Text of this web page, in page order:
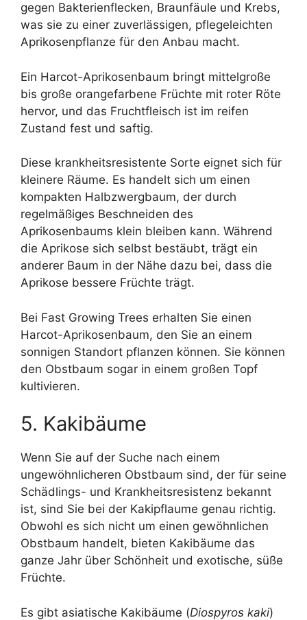
gegen Bakterienflecken, Braunfäule und Krebs,
was sie zu einer zuverlässigen, pflegeleichten
Aprikosenpflanze für den Anbau macht.
Ein Harcot-Aprikosenbaum bringt mittelgroße
bis große orangefarbene Früchte mit roter Röte
hervor, und das Fruchtfleisch ist im reifen
Zustand fest und saftig.
Diese krankheitsresistente Sorte eignet sich für
kleinere Räume. Es handelt sich um einen
kompakten Halbzwergbaum, der durch
regelmäßiges Beschneiden des
Aprikosenbaums klein bleiben kann. Während
die Aprikose sich selbst bestäubt, trägt ein
anderer Baum in der Nähe dazu bei, dass die
Aprikose bessere Früchte trägt.
Bei Fast Growing Trees erhalten Sie einen
Harcot-Aprikosenbaum, den Sie an einem
sonnigen Standort pflanzen können. Sie können
den Obstbaum sogar in einem großen Topf
kultivieren.
5. Kakibäume
Wenn Sie auf der Suche nach einem
ungewöhnlicheren Obstbaum sind, der für seine
Schädlings- und Krankheitsresistenz bekannt
ist, sind Sie bei der Kakipflaume genau richtig.
Obwohl es sich nicht um einen gewöhnlichen
Obstbaum handelt, bieten Kakibäume das
ganze Jahr über Schönheit und exotische, süße
Früchte.
Es gibt asiatische Kakibäume (Diospyros kaki)